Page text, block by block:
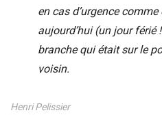
en cas d’urgence
aujourd’hui (un jour férié
branche qui était sur le
voisin.
Henri Pelissier